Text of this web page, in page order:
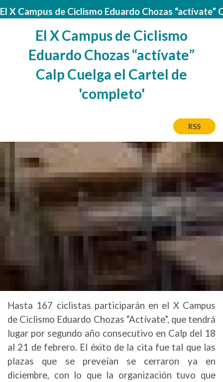
El X Campus de Ciclismo Eduardo Chozas
El X Campus de Ciclismo
Eduardo Chozas “actívate”
Calp Cuelga el Cartel de
'completo'
RSS
Hasta 167 ciclistas participarán en el X Campus
de Ciclismo Eduardo Chozas “Actívate”, que tendrá
lugar por segundo año consecutivo en Calp del 18
al 21 de febrero. El éxito de la cita fue tal que las
plazas que se preveían se cerraron ya en
diciembre, con lo que la organización tuvo que